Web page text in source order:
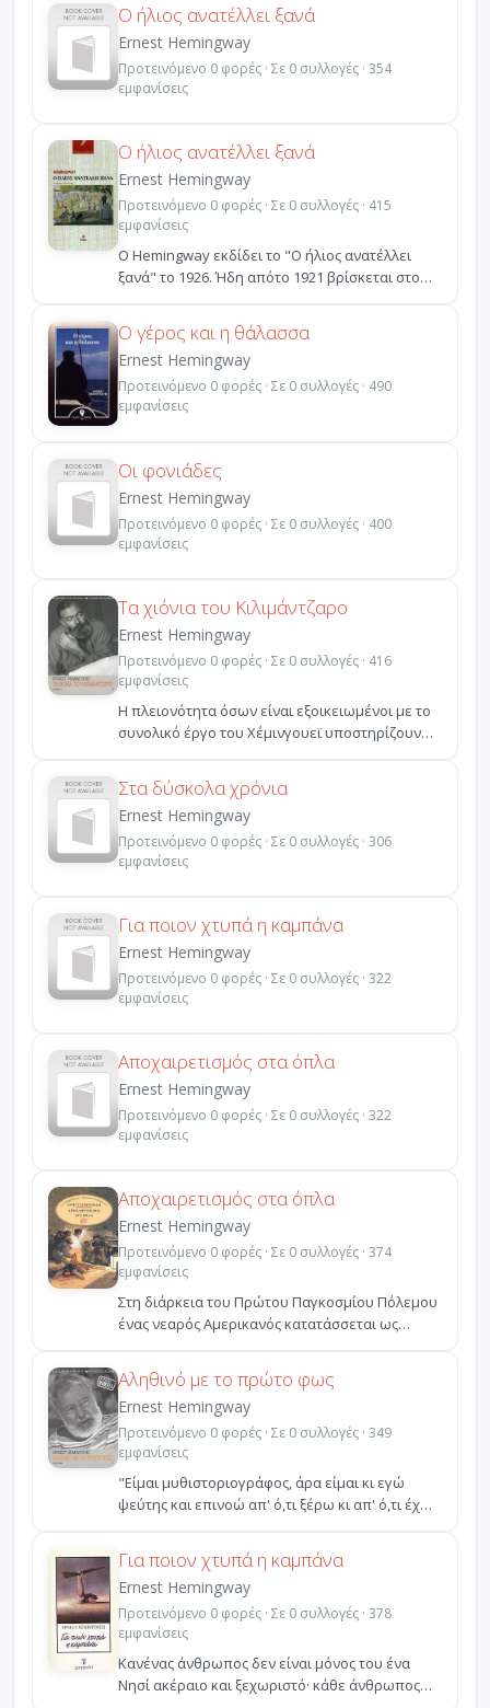
Ο ήλιος ανατέλλει ξανά
Ernest Hemingway
Προτεινόμενο 0 φορές · Σε 0 συλλογές · 354
εμφανίσεις
Ο ήλιος ανατέλλει ξανά
Ernest Hemingway
Προτεινόμενο 0 φορές · Σε 0 συλλογές · 415
εμφανίσεις
Ο Hemingway εκδίδει το "Ο ήλιος ανατέλλει
ξανά" το 1926. Ήδη απότο 1921 βρίσκεται στο
Παρίσι μαζί με...
Ο γέρος και η θάλασσα
Ernest Hemingway
Προτεινόμενο 0 φορές · Σε 0 συλλογές · 490
εμφανίσεις
Οι φονιάδες
Ernest Hemingway
Προτεινόμενο 0 φορές · Σε 0 συλλογές · 400
εμφανίσεις
Τα χιόνια του Κιλιμάντζαρο
Ernest Hemingway
Προτεινόμενο 0 φορές · Σε 0 συλλογές · 416
εμφανίσεις
Η πλειονότητα όσων είναι εξοικειωμένοι με το
συνολικό έργο του Χέμινγουεϊ υποστηρίζουν
ότι μόνο στα ...
Στα δύσκολα χρόνια
Ernest Hemingway
Προτεινόμενο 0 φορές · Σε 0 συλλογές · 306
εμφανίσεις
Για ποιον χτυπά η καμπάνα
Ernest Hemingway
Προτεινόμενο 0 φορές · Σε 0 συλλογές · 322
εμφανίσεις
Αποχαιρετισμός στα όπλα
Ernest Hemingway
Προτεινόμενο 0 φορές · Σε 0 συλλογές · 322
εμφανίσεις
Αποχαιρετισμός στα όπλα
Ernest Hemingway
Προτεινόμενο 0 φορές · Σε 0 συλλογές · 374
εμφανίσεις
Στη διάρκεια του Πρώτου Παγκοσμίου Πόλεμου
ένας νεαρός Αμερικανός κατατάσσεται ως
εθελοντής στον Ιτα...
Αληθινό με το πρώτο φως
Ernest Hemingway
Προτεινόμενο 0 φορές · Σε 0 συλλογές · 349
εμφανίσεις
"Είμαι μυθιστοριογράφος, άρα είμαι κι εγώ
ψεύτης και επινοώ απ' ό,τι ξέρω κι απ' ό,τι έχω
ακούσει. Ε...
Για ποιον χτυπά η καμπάνα
Ernest Hemingway
Προτεινόμενο 0 φορές · Σε 0 συλλογές · 378
εμφανίσεις
Κανένας άνθρωπος δεν είναι μόνος του ένα
Νησί ακέραιο και ξεχωριστό· κάθε άνθρωπος